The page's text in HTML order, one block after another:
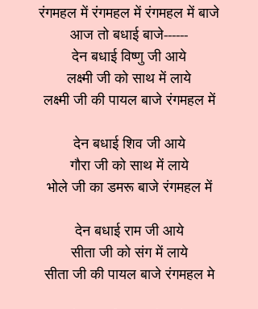
रंगमहल में रंगमहल में रंगमहल में बाजे
आज तो बधाई बाजे------
देन बधाई विष्णु जी आये
लक्ष्मी जी को साथ में लाये
लक्ष्मी जी की पायल बाजे रंगमहल में
देन बधाई शिव जी आये
गौरा जी को साथ में लाये
भोले जी का डमरू बाजे रंगमहल में
देन बधाई राम जी आये
सीता जी को संग में लाये
सीता जी की पायल बाजे रंगमहल मे